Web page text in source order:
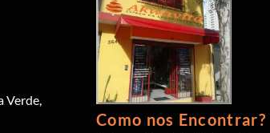
Verde,
Como nos Encontrar?